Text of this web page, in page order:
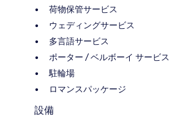
荷物保管サービス
ウェディングサービス
多言語サービス
ポーター / ベルボーイ サービス
駐輪場
ロマンスパッケージ
設備